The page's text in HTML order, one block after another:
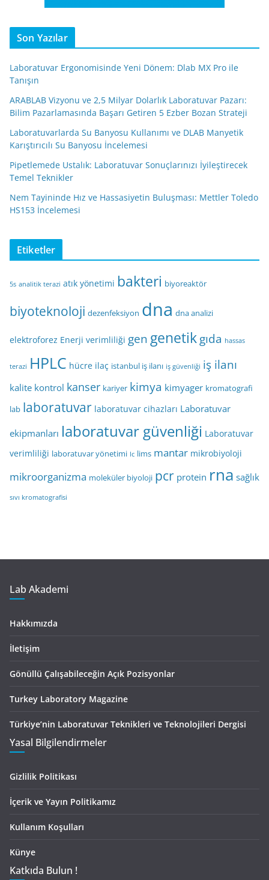
Son Yazılar
Laboratuvar Ergonomisinde Yeni Dönem: Dlab MX Pro ile
Tanışın
ARABLAB Vizyonu ve 2,5 Milyar Dolarlık Laboratuvar Pazarı:
Bilim Pazarlamasında Başarı Getiren 5 Ezber Bozan Strateji
Laboratuvarlarda Su Banyosu Kullanımı ve DLAB Manyetik
Karıştırıcılı Su Banyosu İncelemesi
Pipetlemede Ustalık: Laboratuvar Sonuçlarınızı İyileştirecek
Temel Teknikler
Nem Tayininde Hız ve Hassasiyetin Buluşması: Mettler Toledo
HS153 İncelemesi
Etiketler
5s analitik terazi atık yönetimi bakteri biyoreaktör
biyoteknoloji dezenfeksiyon dna dna analizi
elektroforez Enerji verimliliği gen genetikgıda hassas
terazi HPLC hücre ilaç istanbul iş ilanı iş güvenliği iş ilanı
kalite kontrol kanser kariyer kimya kimyager kromatografi
lab laboratuvar laboratuvar cihazları Laboratuvar
ekipmanları laboratuvar güvenliği Laboratuvar
verimliliği laboratuvar yönetimi lc lims mantar mikrobiyoloji
mikroorganizma moleküler biyoloji pcr protein rna sağlık
sıvı kromatografisi
Lab Akademi
Hakkımızda
İletişim
Gönüllü Çalışabileceğin Açık Pozisyonlar
Turkey Laboratory Magazine
Türkiye’nin Laboratuvar Teknikleri ve Teknolojileri Dergisi
Yasal Bilgilendirmeler
Gizlilik Politikası
İçerik ve Yayın Politikamız
Kullanım Koşulları
Künye
Katkıda Bulun !